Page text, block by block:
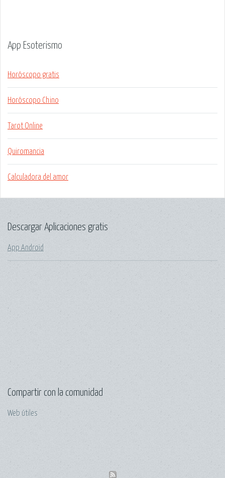
App Esoterismo
Horóscopo gratis
Horóscopo Chino
Tarot Online
Quiromancia
Calculadora del amor
Descargar Aplicaciones gratis
App Android
Compartir con la comunidad
Web útiles